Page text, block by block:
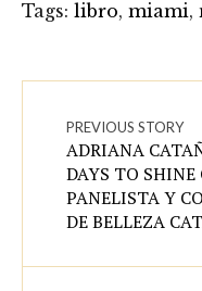
Tags: libro, miami,
PREVIOUS STORY
ADRIANA
DAYS TO SHINE
PANELISTA Y
DE BELLEZA